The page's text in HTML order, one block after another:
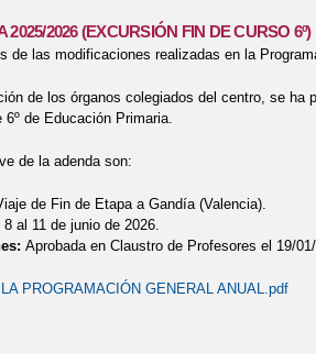
2025/2026 (EXCURSIÓN FIN DE CURSO 6º)
de las modificaciones realizadas en la
de los órganos colegiados del centro, se
6º de Educación Primaria.
de la adenda son:
de Fin de Etapa a Gandía (Valencia).
8 al 11 de junio de 2026.
Aprobada en Claustro de Profesores el 19/
PROGRAMACIÓN GENERAL ANUAL.pdf